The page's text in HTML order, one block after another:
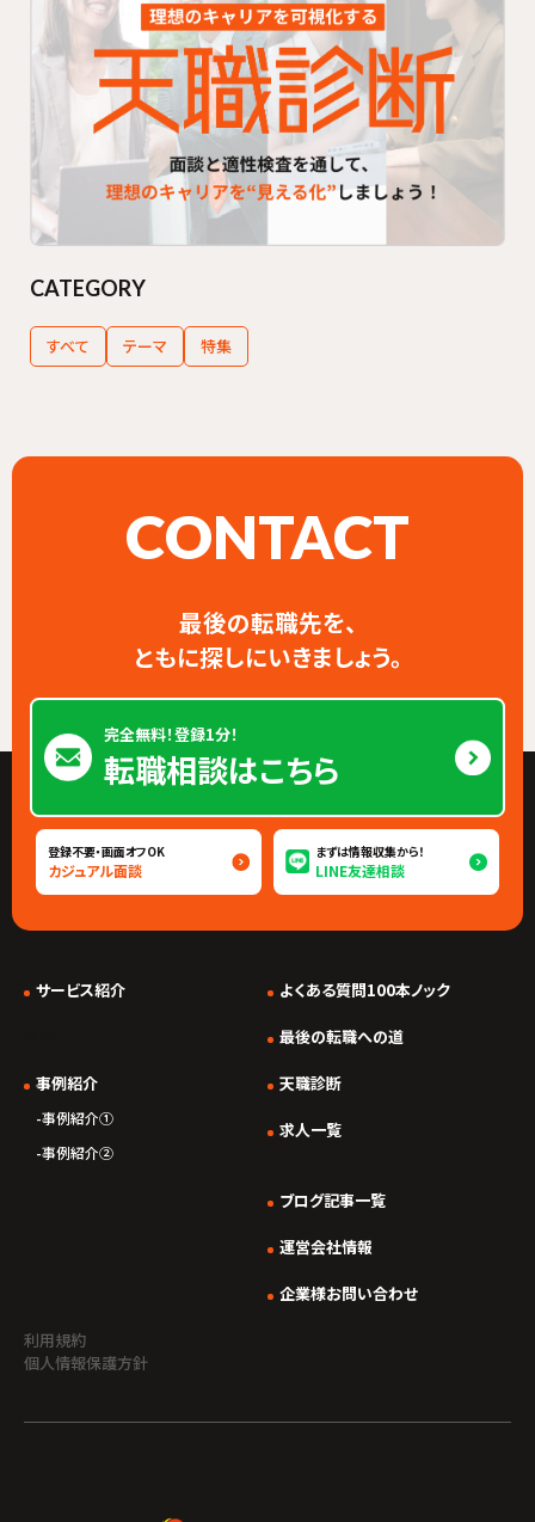
CATEGORY
すべて テーマ 特集
CONTACT
最後の転職先を、
ともに探しにいきましょう。
完全無料！登録1分！
転職相談はこちら
登録不要・画面オフOK
カジュアル面談
まずは情報収集から！
LINE友達相談
サービス紹介
事例紹介
事例紹介①
事例紹介②
よくある質問100本ノック
最後の転職への道
天職診断
求人一覧
ブログ記事一覧
運営会社情報
企業様お問い合わせ
利用規約
個人情報保護方針